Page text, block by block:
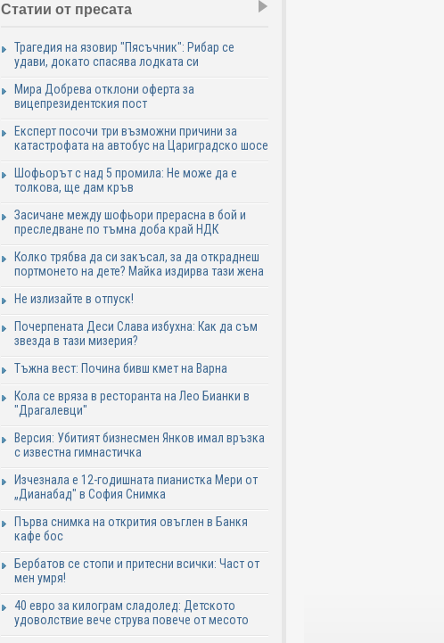
Статии от пресата
Трагедия на язовир "Пясъчник": Рибар се
удави, докато спасява лодката си
Мира Добрева отклони оферта за
вицепрезидентския пост
Експерт посочи три възможни причини за
катастрофата на автобус на Цариградско шосе
Шофьорът с над 5 промила: Не може да е
толкова, ще дам кръв
Засичане между шофьори прерасна в бой и
преследване по тъмна доба край НДК
Колко трябва да си закъсал, за да откраднеш
портмонето на дете? Майка издирва тази жена
Не излизайте в отпуск!
Почерпената Деси Слава избухна: Как да съм
звезда в тази мизерия?
Тъжна вест: Почина бивш кмет на Варна
Кола се вряза в ресторанта на Лео Бианки в
"Драгалевци"
Версия: Убитият бизнесмен Янков имал връзка
с известна гимнастичка
Изчезнала е 12-годишната пианистка Мери от
„Дианабад" в София Снимка
Първа снимка на открития овъглен в Банкя
кафе бос
Бербатов се стопи и притесни всички: Част от
мен умря!
40 евро за килограм сладолед: Детското
удоволствие вече струва повече от месото